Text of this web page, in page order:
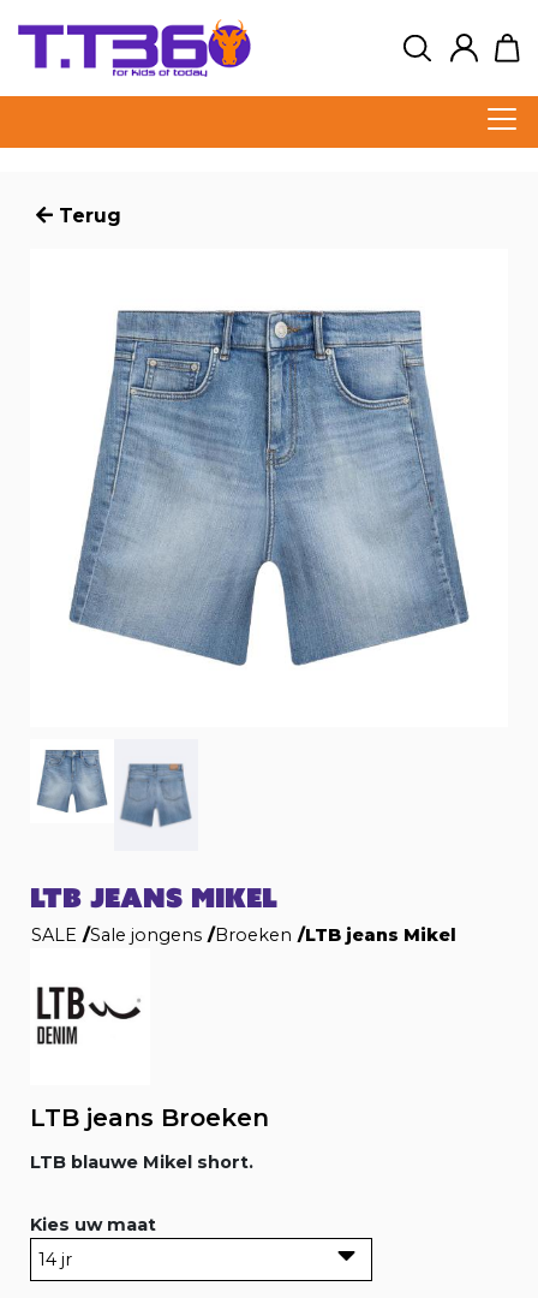
Terug
LTB JEANS MIKEL
SALE /Sale jongens /Broeken /LTB jeans Mikel
LTB jeans Broeken
LTB blauwe Mikel short.
Kies uw maat